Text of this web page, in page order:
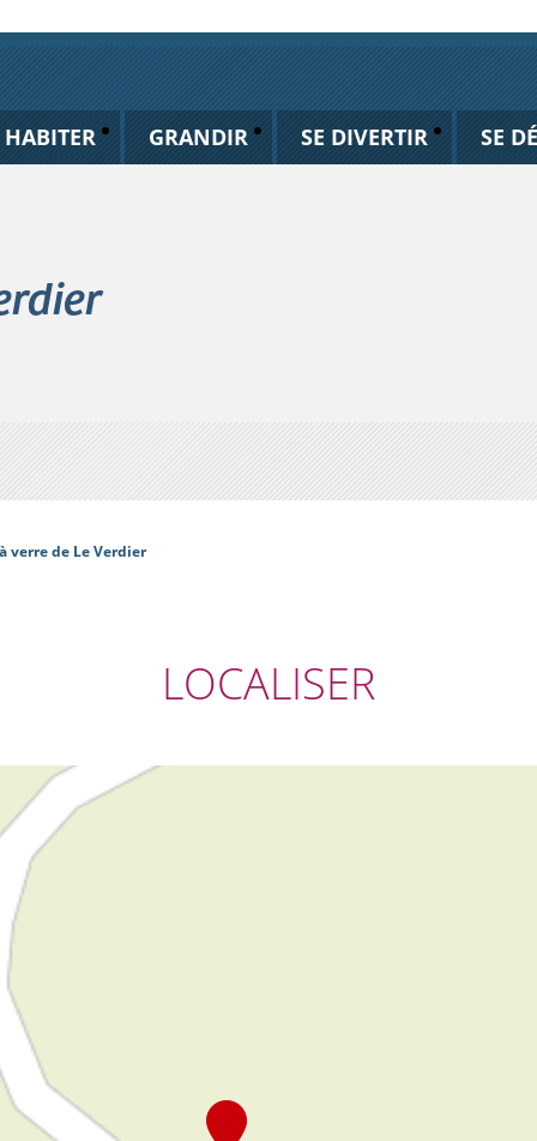
HABITER GRANDIR SE DIVERTIR SE
verre de Le Verdier
LOCALISER